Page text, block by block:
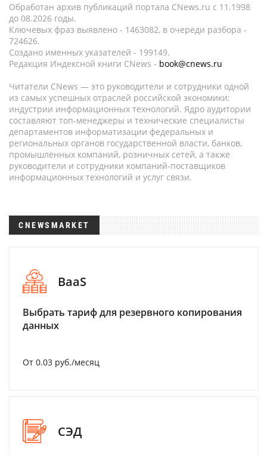
Обработан архив публикаций портала CNews.ru c 11.1998
до 08.2026 годы.
Ключевых фраз выявлено - 1463082, в очереди разбора -
724626.
Создано именных указателей - 199149.
Редакция Индексной книги CNews - book@cnews.ru
Читатели CNews — это руководители и сотрудники одной
из самых успешных отраслей российской экономики:
индустрии информационных технологий. Ядро аудитории
составляют топ-менеджеры и технические специалисты
департаментов информатизации федеральных и
региональных органов государственной власти, банков,
промышленных компаний, розничных сетей, а также
руководители и сотрудники компаний-поставщиков
информационных технологий и услуг связи.
CNEWSMARKET
BaaS
Выбрать тариф для резервного копирования
данных
От 0.03 руб./месяц
СЭД